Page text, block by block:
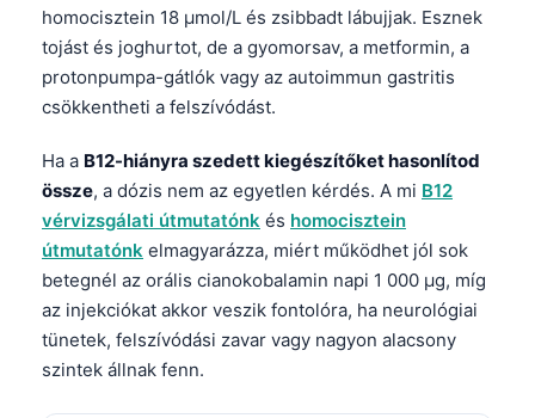
homocisztein 18 µmol/L és zsibbadt lábujjak. Esznek
tojást és joghurtot, de a gyomorsav, a metformin, a
protonpumpa-gátlók vagy az autoimmun gastritis
csökkentheti a felszívódást.
Ha a B12-hiányra szedett kiegészítőket hasonlítod
össze, a dózis nem az egyetlen kérdés. A mi B12
vérvizsgálati útmutatónk és homocisztein
útmutatónk elmagyarázza, miért működhet jól sok
betegnél az orális cianokobalamin napi 1 000 µg, míg
az injekciókat akkor veszik fontolóra, ha neurológiai
tünetek, felszívódási zavar vagy nagyon alacsony
szintek állnak fenn.